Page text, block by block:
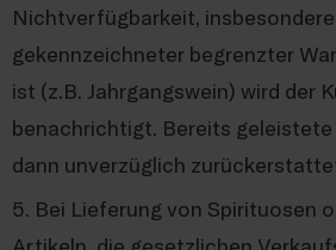
Nichtverfügbarkeit,
gekennzeichneter begrenzter
ist (z.B. Jahrgangswein) wird der
benachrichtigt. Bereits geleistete
dann unverzüglich
5. Bei Lieferung von Spirituosen